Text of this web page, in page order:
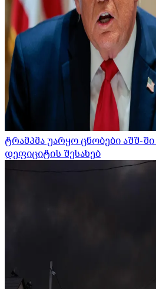
ტრამპმა უარყო ცნობები აშშ-
დეფიციტის შესახებ